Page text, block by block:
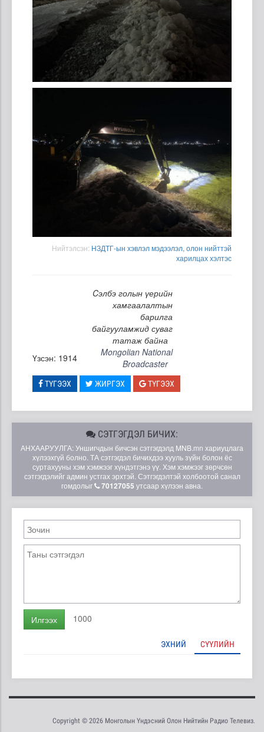
Нийтэлсэн: НЗДТГ-ын хэвлэл мэдээлэл, олон нийттэй
харилцах хэлтэс
Cэлбэ голын үерийн
хамгаалалтын
барилга
байгууламжид суваг
татаж байна
Үзсэн: 1914
Mongolian National
Broadcaster
ТҮГЭЭХ ЖИРГЭХ ТҮГЭЭХ
СЭТГЭГДЭЛ БИЧИХ:
АНХААРУУЛГА: Уншигчдын бичсэн сэтгэгдэлд MNB.mn хариуцлага
хүлээхгүй болно. ТА сэтгэгдэл бичихдээ хууль зүйн болон ёс
суртахууны хэм хэмжээг хүндэтгэнэ үү. Хэм хэмжээг зөрчсөн
сэтгэгдэлийг админ устгах эрхтэй. Сэтгэгдэлтэй холбоотой санал
гомдолыг
70127055 утсаар хүлээн авна.
Илгээх 1000
ЭХНИЙ СҮҮЛИЙН
Copyright © 2026 Монголын Үндэсний Олон Нийтийн Радио Телевиз.